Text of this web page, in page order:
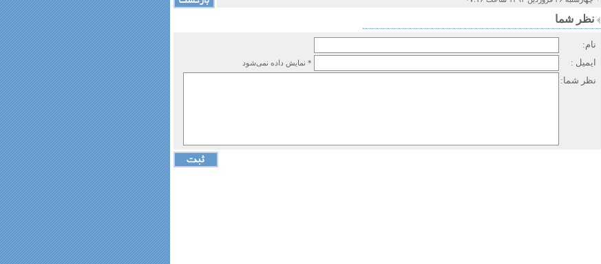
نظر شما
نام:
ایمیل :
* نمایش داده نمی‌شود
نظر شما: